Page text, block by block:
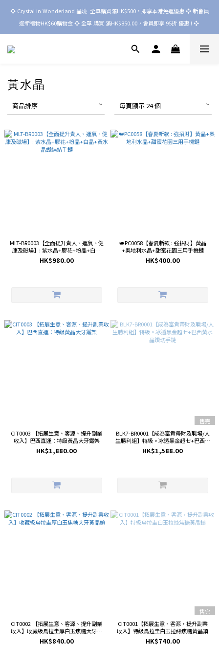
❖ Crystal in Wonderland 晶境  全單購買滿HK$500，即享本港免運優惠 ❖ 新會員
迎新禮物HK$60購物金 ❖ 全單 購買 滿HK$850.00，會員即享 95折 優惠 ! ❖
黃水晶
商品排序 每頁顯示 24 個
MLT-BR0003【全面提升貴人、運氣、健
康及磁場】: 紫水晶+膠花+粉晶+白晶
+黃水晶蝴蝶結手鏈
HK$980.00
👑PC0058【春夏新款 : 強招財】黃晶
+奧地利水晶+甜蜜花園三用手機鏈
HK$400.00
CIT0003 【拓展生意、客源、提升副業
收入】巴西直運：特級黃晶大牙鐵架
HK$1,880.00
售完
BLK7-BR0001【成為富貴帶財及職場/人
生勝利組】特級。冰透黑金超七+巴西黃
水晶鑽切手鏈
HK$1,588.00
CIT0002 【拓展生意、客源、提升副業
收入】收藏級烏拉圭厚白玉焦糖大牙黃
晶鎮
HK$840.00
售完
CIT0001【拓展生意、客源，提升副業
收入】特級烏拉圭白玉拉絲焦糖黃晶鎮
HK$740.00